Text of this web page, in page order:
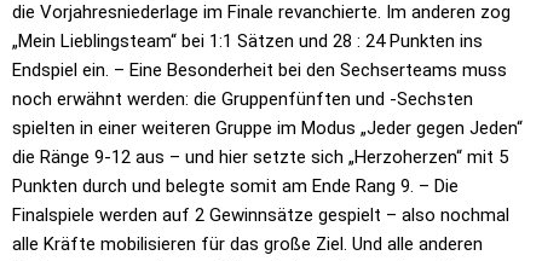
die Vorjahresniederlage im Finale revanchierte. Im anderen zog
„Mein Lieblingsteam“ bei 1:1 Sätzen und 28 : 24 Punkten ins
Endspiel ein. – Eine Besonderheit bei den Sechserteams muss
noch erwähnt werden: die Gruppenfünften und -Sechsten
spielten in einer weiteren Gruppe im Modus „Jeder gegen Jeden“
die Ränge 9-12 aus – und hier setzte sich „Herzoherzen“ mit 5
Punkten durch und belegte somit am Ende Rang 9. – Die
Finalspiele werden auf 2 Gewinnsätze gespielt – also nochmal
alle Kräfte mobilisieren für das große Ziel. Und alle anderen